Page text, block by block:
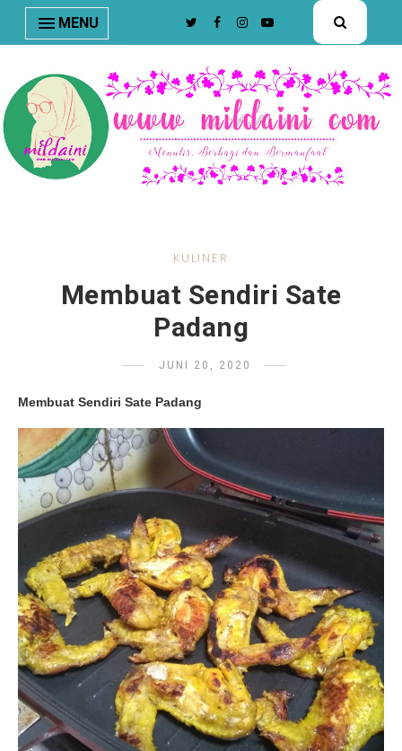
nav#menunav { border-bottom: 1px solid #e8e8e8; }
MENU
KULINER
Membuat Sendiri Sate
Padang
JUNI 20, 2020
Membuat Sendiri Sate Padang